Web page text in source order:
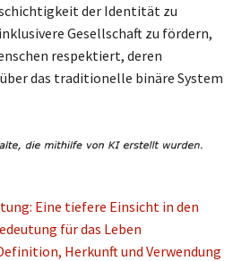
der Identität zu
Gesellschaft zu fördern,
respektiert, deren
das traditionelle binäre System
Eine tiefere Einsicht in den
für das Leben
Herkunft und Verwendung